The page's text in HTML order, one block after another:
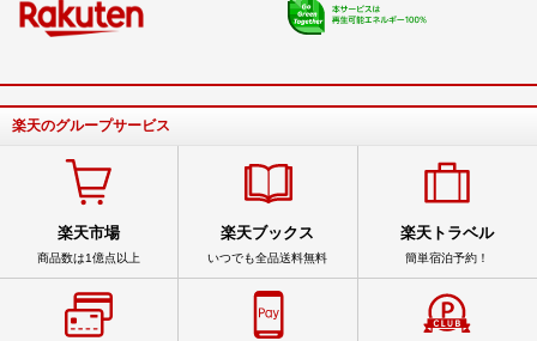
楽天のグループサービス
楽天市場
商品数は1億点以上
楽天ブックス
いつでも全品送料無料
楽天トラベル
簡単宿泊予約！